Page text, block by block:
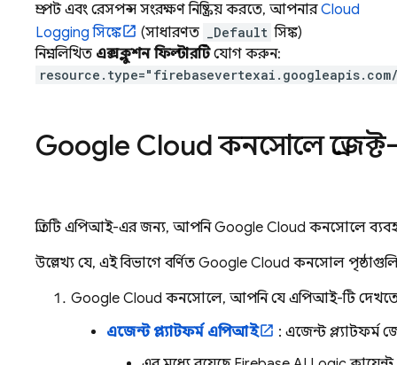
প্রম্পট এবং রেসপন্স সংরক্ষণ নিষ্ক্রিয় করতে, আপনারCloud
Logging সিঙ্কে (সাধারণত _Default সিঙ্ক)
নিম্নলিখিত এক্সক্লুশন ফিল্টারটিযোগ করুন:
Google Cloudকনসোলে
প্রতিটি এপিআই-এর জন্য, আপনিGoogle Cloud কনসোলে
উল্লেখ্য যে, এই বিভাগে বর্ণিত Google Cloud কনসোল
Google Cloud কনসোলে, আপনি যে এপিআই-টি
এজেন্ট প্ল্যাটফর্মএপিআই : এজেন্ট প্ল্যাটফর্ম